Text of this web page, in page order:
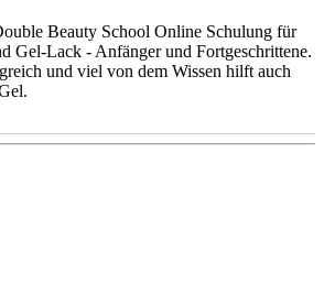
Beauty School Online Schulung für
Gel-Lack - Anfänger und Fortgeschrittene.
und viel von dem Wissen hilft auch